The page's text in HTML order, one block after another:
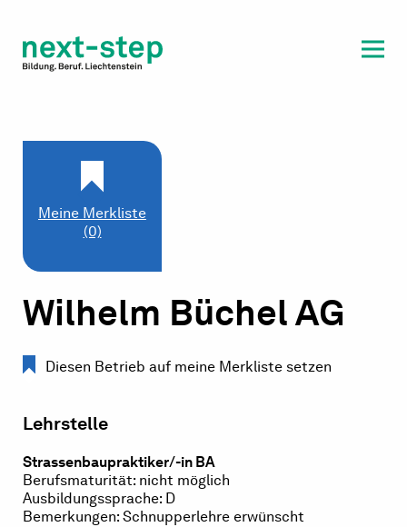
Beratung & Unterstützung
Wilhelm Büchel AG
Diesen Betrieb auf meine Merkliste setzen
Lehrstelle
Strassenbaupraktiker/-in BA
Berufsmaturität: nicht möglich
Ausbildungssprache: D
Bemerkungen: Schnupperlehre erwünscht
Meine Merkliste
(0)